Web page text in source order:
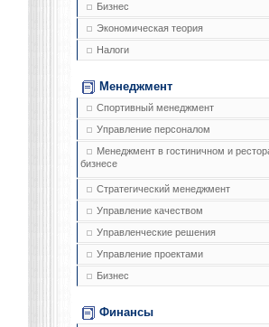
Бизнес
Экономическая теория
Налоги
Менеджмент
Спортивный менеджмент
Управление персоналом
Менеджмент в гостиничном и
бизнесе
Стратегический менеджмент
Управление качеством
Управленческие решения
Управление проектами
Бизнес
Финансы